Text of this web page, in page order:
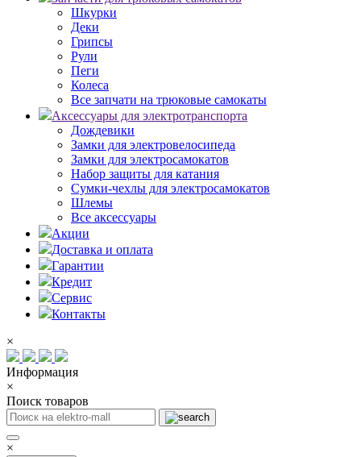
Шкурки
Деки
Грипсы
Рули
Пеги
Колеса
Все запчати на трюковые самокаты
Аксессуары для электротранспорта
Дождевики
Замки для электровелосипеда
Замки для электросамокатов
Набор защиты для катания
Сумки-чехлы для электросамокатов
Шлемы
Все аксессуары
Акции
Доставка и оплата
Гарантии
Кредит
Сервис
Контакты
×
Информация
×
Поиск товаров
×